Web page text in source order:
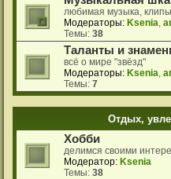
любимая музыка,
Модераторы: Ksenia,
Темы: 38
Таланты и
всё о мире "звёзд"
Модераторы: Ksenia,
Темы: 7
Отдых,
Хобби
делимся своими
Модератор: Ksenia
Темы: 38